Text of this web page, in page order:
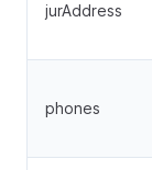
jurAddress
phones